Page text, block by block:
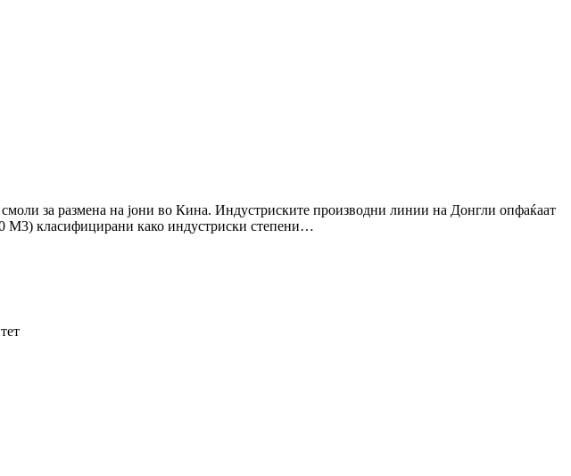
за размена на јони во Кина. Индустриските производни линии на Донгли опфаќаат
класифицирани како индустриски степени…